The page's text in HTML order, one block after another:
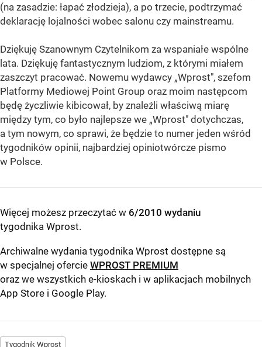
(na zasadzie: łapać złodzieja), a po trzecie, podtrzymać
deklarację lojalności wobec salonu czy mainstreamu.
Dziękuję Szanownym Czytelnikom za wspaniałe wspólne
lata. Dziękuję fantastycznym ludziom, z którymi miałem
zaszczyt pracować. Nowemu wydawcy „Wprost", szefom
Platformy Mediowej Point Group oraz moim następcom
będę życzliwie kibicował, by znaleźli właściwą miarę
między tym, co było najlepsze we „Wprost" dotychczas,
a tym nowym, co sprawi, że będzie to numer jeden wśród
tygodników opinii, najbardziej opiniotwórcze pismo
w Polsce.
Więcej możesz przeczytać w 6/2010 wydaniu
tygodnika Wprost.
Archiwalne wydania tygodnika Wprost dostępne są
w specjalnej ofercie WPROST PREMIUM
oraz we wszystkich e-kioskach i w aplikacjach mobilnych
App Store i Google Play.
Tygodnik Wprost